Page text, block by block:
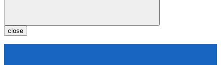
close